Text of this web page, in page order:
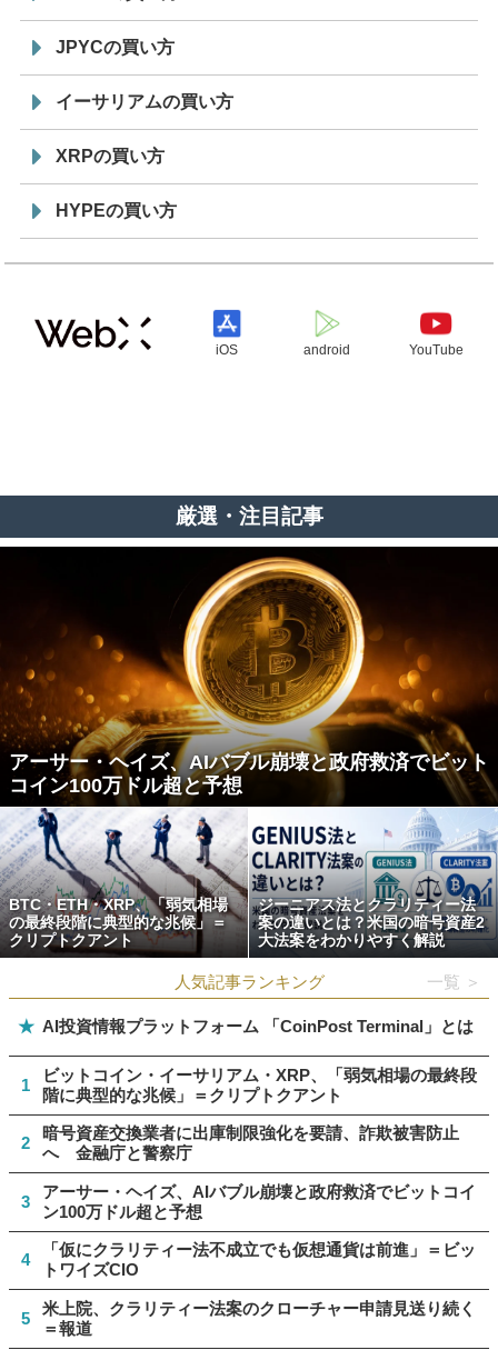
JPYCの買い方
イーサリアムの買い方
XRPの買い方
HYPEの買い方
iOS android YouTube
厳選・注目記事
アーサー・ヘイズ、AIバブル崩壊と政府救済でビット
コイン100万ドル超と予想
BTC・ETH・XRP、「弱気相場
の最終段階に典型的な兆候」＝
クリプトクアント
ジーニアス法とクラリティー法
案の違いとは？米国の暗号資産2
大法案をわかりやすく解説
人気記事ランキング 一覧 ＞
★ AI投資情報プラットフォーム 「CoinPost Terminal」とは
1
ビットコイン・イーサリアム・XRP、「弱気相場の最終段
階に典型的な兆候」＝クリプトクアント
2
暗号資産交換業者に出庫制限強化を要請、詐欺被害防止
へ 金融庁と警察庁
3
アーサー・ヘイズ、AIバブル崩壊と政府救済でビットコイ
ン100万ドル超と予想
4
「仮にクラリティー法不成立でも仮想通貨は前進」＝ビッ
トワイズCIO
5
米上院、クラリティー法案のクローチャー申請見送り続く
＝報道